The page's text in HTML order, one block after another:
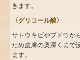
きます。
〈グリコール酸〉
サトウキビやブドウか
ため皮膚の奥深くまで
ます。